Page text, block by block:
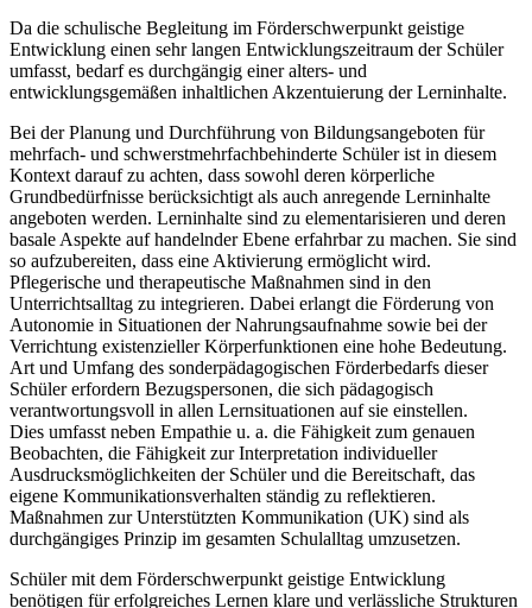
Da die schulische Begleitung im Förderschwerpunkt geistige
Entwicklung einen sehr langen Entwicklungszeitraum der Schüler
umfasst, bedarf es durchgängig einer alters- und
entwicklungsgemäßen inhaltlichen Akzentuierung der Lerninhalte.
Bei der Planung und Durchführung von Bildungsangeboten für
mehrfach- und schwerstmehrfachbehinderte Schüler ist in diesem
Kontext darauf zu achten, dass sowohl deren körperliche
Grundbedürfnisse berücksichtigt als auch anregende Lerninhalte
angeboten werden. Lerninhalte sind zu elementarisieren und deren
basale Aspekte auf handelnder Ebene erfahrbar zu machen. Sie sind
so aufzubereiten, dass eine Aktivierung ermöglicht wird.
Pflegerische und therapeutische Maßnahmen sind in den
Unterrichtsalltag zu integrieren. Dabei erlangt die Förderung von
Autonomie in Situationen der Nahrungsaufnahme sowie bei der
Verrichtung existenzieller Körperfunktionen eine hohe Bedeutung.
Art und Umfang des sonderpädagogischen Förderbedarfs dieser
Schüler erfordern Bezugspersonen, die sich pädagogisch
verantwortungsvoll in allen Lernsituationen auf sie einstellen.
Dies umfasst neben Empathie u. a. die Fähigkeit zum genauen
Beobachten, die Fähigkeit zur Interpretation individueller
Ausdrucksmöglichkeiten der Schüler und die Bereitschaft, das
eigene Kommunikationsverhalten ständig zu reflektieren.
Maßnahmen zur Unterstützten Kommunikation (UK) sind als
durchgängiges Prinzip im gesamten Schulalltag umzusetzen.
Schüler mit dem Förderschwerpunkt geistige Entwicklung
benötigen für erfolgreiches Lernen klare und verlässliche Strukturen